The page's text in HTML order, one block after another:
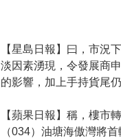
【星島日報】曰，市況
淡因素湧現，令發展商
的影響，加上手持貨尾
【蘋果日報】稱，樓市
（034）油塘海傲灣將